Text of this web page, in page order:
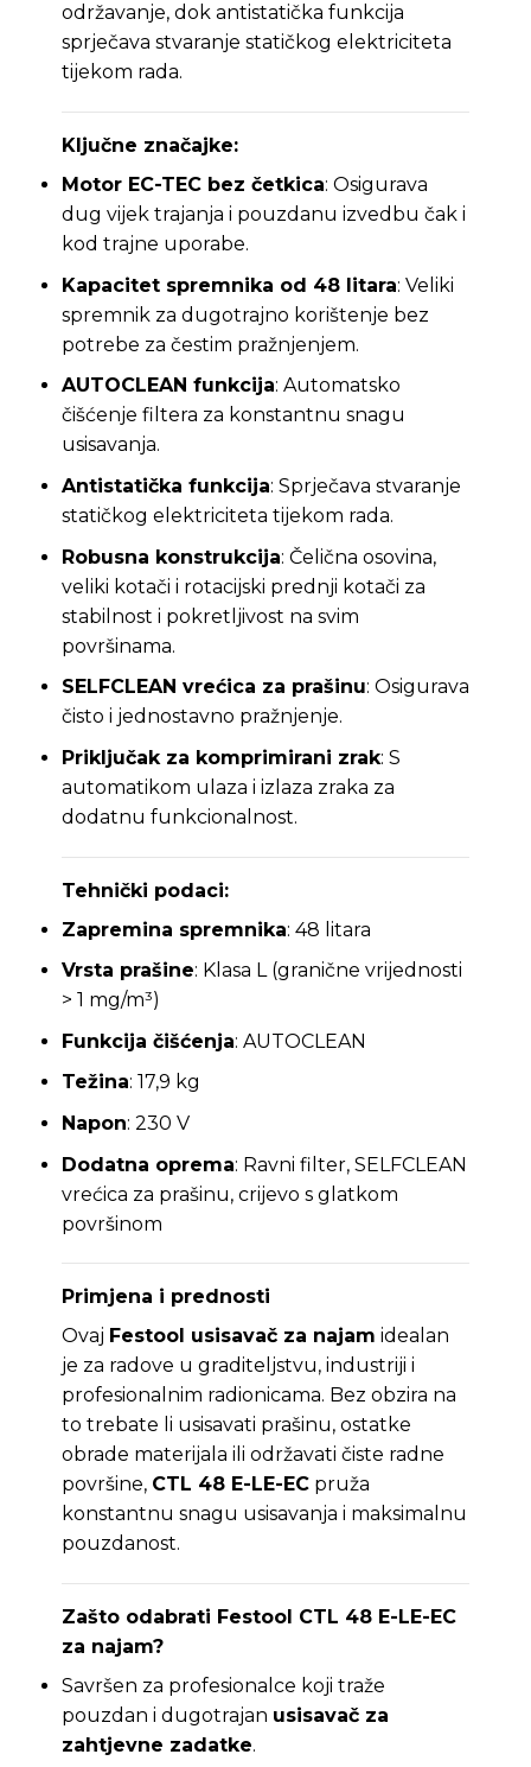
održavanje, dok antistatička funkcija
sprječava stvaranje statičkog elektriciteta
tijekom rada.
Ključne značajke:
Motor EC-TEC bez četkica: Osigurava
dug vijek trajanja i pouzdanu izvedbu čak i
kod trajne uporabe.
Kapacitet spremnika od 48 litara: Veliki
spremnik za dugotrajno korištenje bez
potrebe za čestim pražnjenjem.
AUTOCLEAN funkcija: Automatsko
čišćenje filtera za konstantnu snagu
usisavanja.
Antistatička funkcija: Sprječava stvaranje
statičkog elektriciteta tijekom rada.
Robusna konstrukcija: Čelična osovina,
veliki kotači i rotacijski prednji kotači za
stabilnost i pokretljivost na svim
površinama.
SELFCLEAN vrećica za prašinu: Osigurava
čisto i jednostavno pražnjenje.
Priključak za komprimirani zrak: S
automatikom ulaza i izlaza zraka za
dodatnu funkcionalnost.
Tehnički podaci:
Zapremina spremnika: 48 litara
Vrsta prašine: Klasa L (granične vrijednosti
> 1 mg/m³)
Funkcija čišćenja: AUTOCLEAN
Težina: 17,9 kg
Napon: 230 V
Dodatna oprema: Ravni filter, SELFCLEAN
vrećica za prašinu, crijevo s glatkom
površinom
Primjena i prednosti
Ovaj Festool usisavač za najam idealan
je za radove u graditeljstvu, industriji i
profesionalnim radionicama. Bez obzira na
to trebate li usisavati prašinu, ostatke
obrade materijala ili održavati čiste radne
površine, CTL 48 E-LE-ECpruža
konstantnu snagu usisavanja i maksimalnu
pouzdanost.
Zašto odabrati Festool CTL 48 E-LE-EC
za najam?
Savršen za profesionalce koji traže
pouzdan i dugotrajan usisavač za
zahtjevne zadatke.